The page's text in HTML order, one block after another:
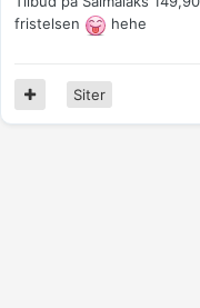
fristelsen
hehe
Siter